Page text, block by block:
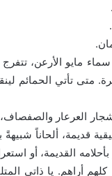
مايو الأرعن،
متى تأتي الحمائم
العرعار
قديمة، ألحاناً
القديمة، أو
كلهم أراهم. يا ذاتي